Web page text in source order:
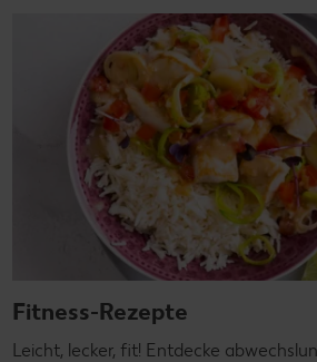
Fitness-Rezepte
Leicht, lecker, fit! Entdecke